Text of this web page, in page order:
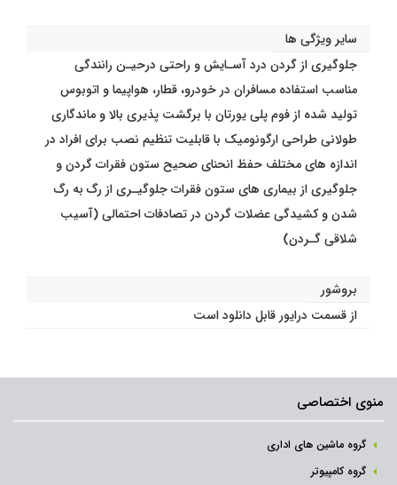
سایر ویژگی ها
جلوگیری از گردن درد آسـایش و راحتی درحیـن رانندگی
مناسب استفاده مسافران در خودرو، قطار، هواپیما و اتوبوس
تولید شده از فوم پلی یورتان با برگشت پذیری بالا و ماندگاری
طولانی طراحی ارگونومیک با قابلیت تنظیم نصب برای افراد در
اندازه های مختلف حفظ انحنای صحیح ستون فقرات گردن و
جلوگیری از بیماری های ستون فقرات جلوگیـری از رگ به رگ
شدن و کشیدگی عضلات گردن در تصادفات احتمالی (آسیب
شلاقی گـردن)
بروشور
از قسمت درایور قابل دانلود است
منوی اختصاصی
گروه ماشین های اداری
گروه کامپیوتر